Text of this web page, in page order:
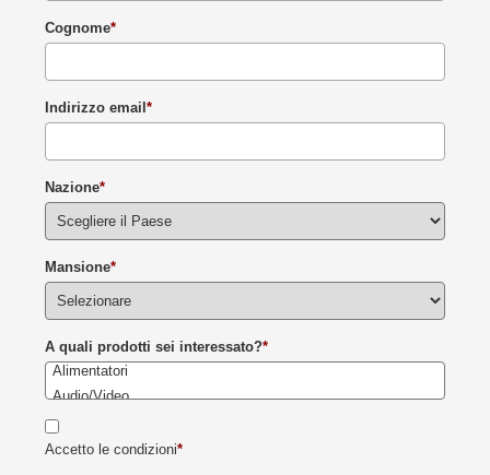
Cognome*
Indirizzo email *
Nazione*
Mansione*
A quali prodotti sei interessato?*
Accetto le condizioni*